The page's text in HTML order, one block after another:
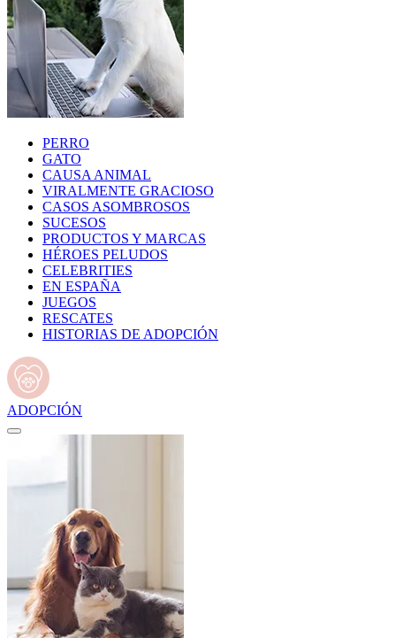
PERRO
GATO
CAUSA ANIMAL
VIRALMENTE GRACIOSO
CASOS ASOMBROSOS
SUCESOS
PRODUCTOS Y MARCAS
HÉROES PELUDOS
CELEBRITIES
EN ESPAÑA
JUEGOS
RESCATES
HISTORIAS DE ADOPCIÓN
ADOPCIÓN